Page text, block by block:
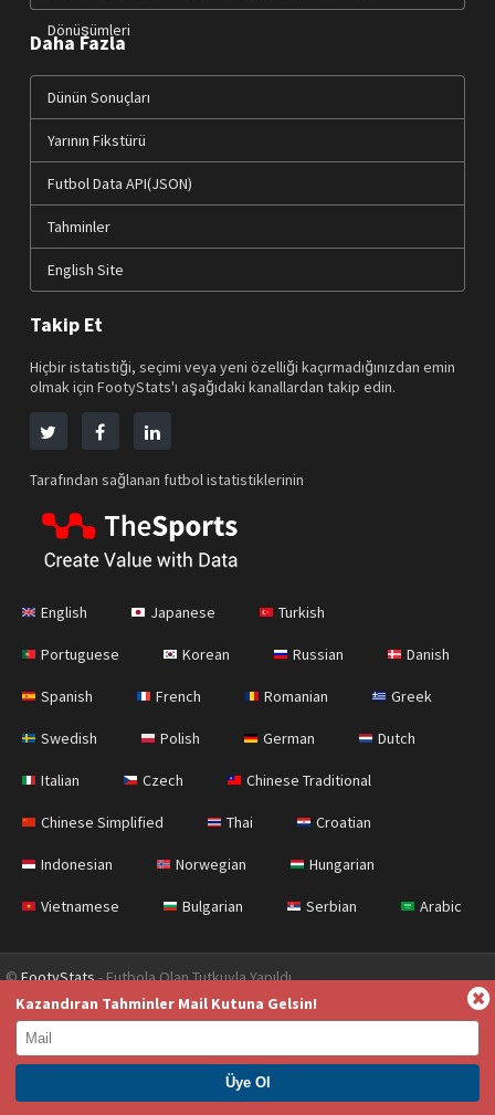
Dönüşümleri
Daha Fazla
Dünün Sonuçları
Yarının Fikstürü
Futbol Data API(JSON)
Tahminler
English Site
Takip Et
Hiçbir istatistiği, seçimi veya yeni özelliği kaçırmadığınızdan emin
olmak için FootyStats'ı aşağıdaki kanallardan takip edin.
Tarafından sağlanan futbol istatistiklerinin
English Japanese Turkish
Portuguese Korean Russian Danish
Spanish French Romanian Greek
Swedish Polish German Dutch
Italian Czech Chinese Traditional
Chinese Simplified Thai Croatian
Indonesian Norwegian Hungarian
Vietnamese Bulgarian Serbian Arabic
©FootyStats- Futbola Olan Tutkuyla Yapıldı
İletişim
Hakkımızda Yardım Gizlilik Sözleşmesi
Terms & Conditions (English)
News (English)
PREMIUM ÜYE OL. HEMEN KAZAN
Kazandıran Tahminler Mail Kutuna Gelsin!